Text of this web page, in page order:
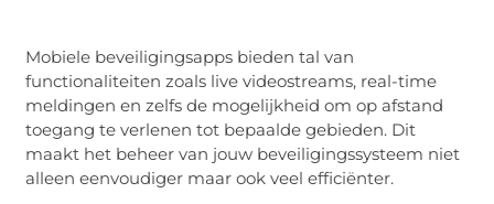
Mobiele beveiligingsapps bieden tal van
functionaliteiten zoals live videostreams, real-time
meldingen en zelfs de mogelijkheid om op afstand
toegang te verlenen tot bepaalde gebieden. Dit
maakt het beheer van jouw beveiligingssysteem niet
alleen eenvoudiger maar ook veel efficiënter.